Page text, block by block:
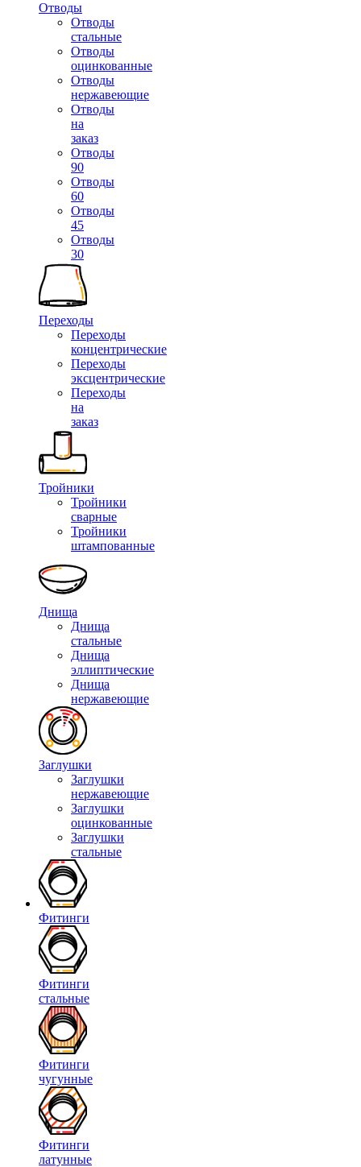
Отводы
Отводы
стальные
Отводы
оцинкованные
Отводы
нержавеющие
Отводы
на
заказ
Отводы
90
Отводы
60
Отводы
45
Отводы
30
Переходы
Переходы
концентрические
Переходы
эксцентрические
Переходы
на
заказ
Тройники
Тройники
сварные
Тройники
штампованные
Днища
Днища
стальные
Днища
эллиптические
Днища
нержавеющие
Заглушки
Заглушки
нержавеющие
Заглушки
оцинкованные
Заглушки
стальные
Фитинги
Фитинги
стальные
Фитинги
чугунные
Фитинги
латунные